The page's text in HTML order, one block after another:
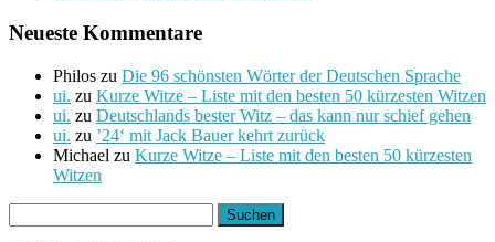
Neueste Kommentare
Philos zu Die 96 schönsten Wörter der Deutschen Sprache
ui. zu Kurze Witze – Liste mit den besten 50 kürzesten Witzen
ui. zu Deutschlands bester Witz – das kann nur schief gehen
ui. zu ’24‘ mit Jack Bauer kehrt zurück
Michael zu Kurze Witze – Liste mit den besten 50 kürzesten
Witzen
nach: